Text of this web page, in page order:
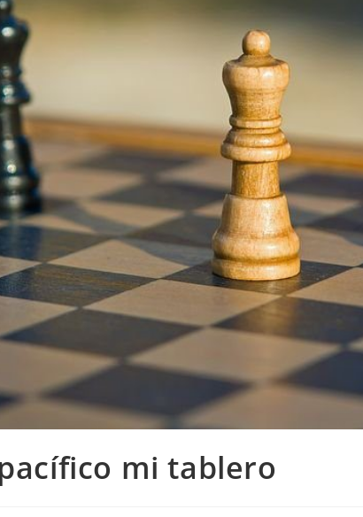
mi tablero